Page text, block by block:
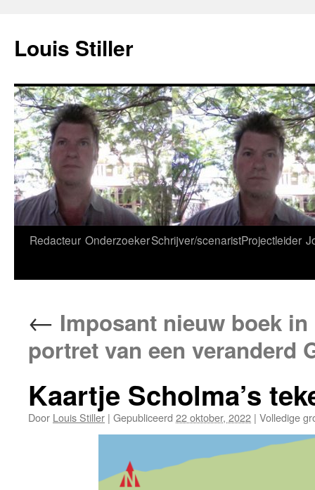
inhoud
Louis Stiller
Redacteur OnderzoekerSchrijver/scenaristProjectleider
← Imposant nieuw boek
portret van een veranderd
Kaartje Scholma’s
Door Louis Stiller | Gepubliceerd 22 oktober, 2022 | Volledige